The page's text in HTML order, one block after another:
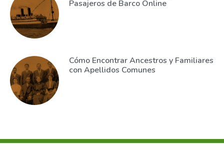
Pasajeros de Barco Online
Cómo Encontrar Ancestros y Familiares
con Apellidos Comunes